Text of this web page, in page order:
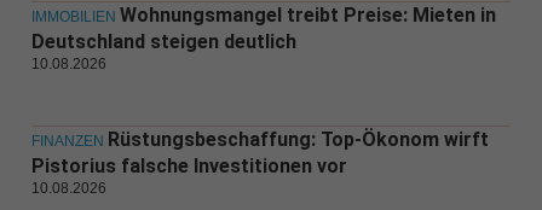
IMMOBILIEN Wohnungsmangel treibt Preise: Mieten in
Deutschland steigen deutlich
10.08.2026
FINANZEN Rüstungsbeschaffung: Top-Ökonom wirft
Pistorius falsche Investitionen vor
10.08.2026